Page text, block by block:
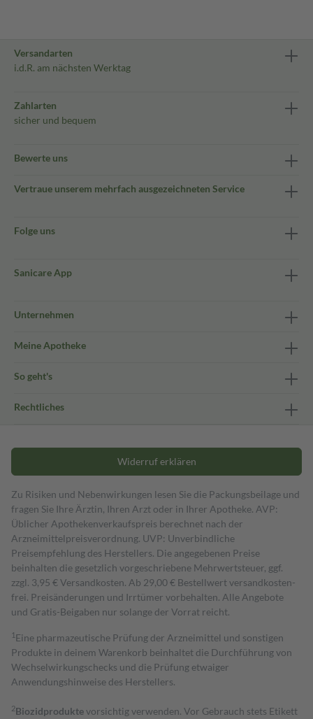
Versandarten
i.d.R. am nächsten Werktag
Zahlarten
sicher und bequem
Bewerte uns
Vertraue unserem mehrfach ausgezeichneten Service
Folge uns
Sanicare App
Unternehmen
Meine Apotheke
So geht's
Rechtliches
Widerruf erklären
Zu Risiken und Nebenwirkungen lesen Sie die Packungsbeilage und
fragen Sie Ihre Ärztin, Ihren Arzt oder in Ihrer Apotheke. AVP:
Üblicher Apothekenverkaufspreis berechnet nach der
Arzneimittelpreisverordnung. UVP: Unverbindliche
Preisempfehlung des Herstellers. Die angegebenen Preise
beinhalten die gesetzlich vorgeschriebene Mehrwertsteuer, ggf.
zzgl. 3,95 € Versandkosten. Ab 29,00 € Bestell­wert versand­kosten­
frei. Preisänderungen und Irrtümer vorbehalten. Alle Angebote
und Gratis-Beigaben nur solange der Vorrat reicht.
1 Eine pharmazeutische Prüfung der Arzneimittel und sonstigen
Produkte in deinem Warenkorb beinhaltet die Durchführung von
Wechselwirkungschecks und die Prüfung etwaiger
Anwendungshinweise des Herstellers.
2Biozidproduktevorsichtig verwenden. Vor Gebrauch stets Etikett